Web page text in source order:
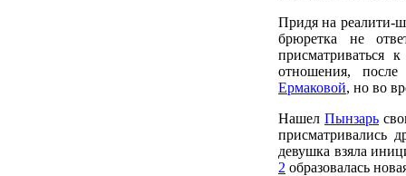
Придя на реалити-
брюретка не
присматриваться
отношения,
Ермаковой, но во
Нашел Пынзарь
присматривались
девушка взяла
2 образовалась